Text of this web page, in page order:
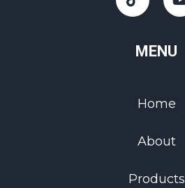
MENU
Home
About
Products